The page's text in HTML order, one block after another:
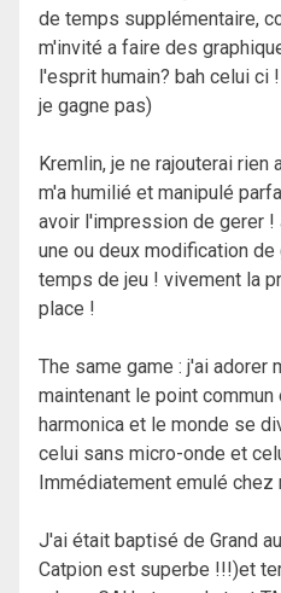
de temps supplémentaire,
m'invité a faire des
l'esprit humain? bah celui ci
je gagne pas)
Kremlin, je ne rajouterai rien
m'a humilié et manipulé
avoir l'impression de gerer
une ou deux modification
temps de jeu ! vivement la
place !
The same game : j'ai adorer
maintenant le point
harmonica et le monde se
celui sans micro-onde et
Immédiatement emulé chez
J'ai était baptisé de Grand
Catpion est superbe !!!)et